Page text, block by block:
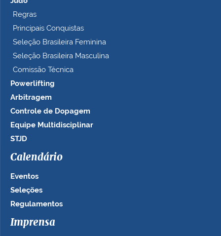
Regras
Principais Conquistas
Seleção Brasileira Feminina
Seleção Brasileira Masculina
Comissão Técnica
Powerlifting
Arbitragem
Controle de Dopagem
Equipe Multidisciplinar
STJD
Calendário
Eventos
Seleções
Regulamentos
Imprensa